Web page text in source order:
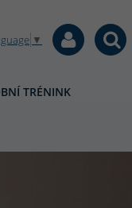
▼
TRÉNINK